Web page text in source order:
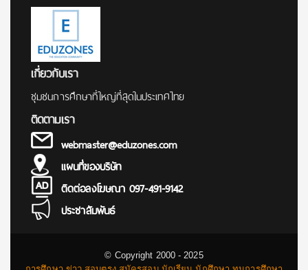
เกี่ยวกับเรา
ชุมชนการศึกษาที่ใหญ่ที่สุดในประเทศไทย
ติดตามเรา
webmaster@eduzones.com
แผนที่ของบริษัท
ติดต่อลงโฆษณา 097-491-9142
ประชาสัมพันธ์
© Copyright 2000 - 2025